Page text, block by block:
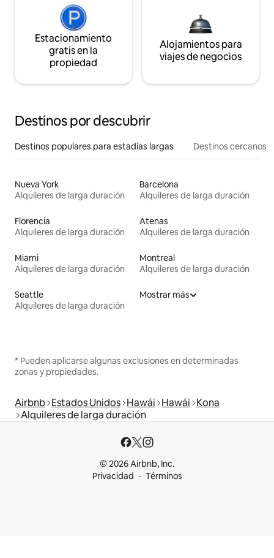
Estacionamiento
gratis en la
propiedad
Alojamientos para
viajes de negocios
Destinos por descubrir
Destinos populares para estadías largas Destinos cercanos
Nueva York
Alquileres de larga duración
Barcelona
Alquileres de larga duración
Florencia
Alquileres de larga duración
Atenas
Alquileres de larga duración
Miami
Alquileres de larga duración
Montreal
Alquileres de larga duración
Seattle
Alquileres de larga duración
Mostrar más
* Pueden aplicarse algunas exclusiones en determinadas
zonas y propiedades.
Airbnb Estados Unidos Hawái Hawái Kona
Alquileres de larga duración
© 2026 Airbnb, Inc.
Privacidad
Términos